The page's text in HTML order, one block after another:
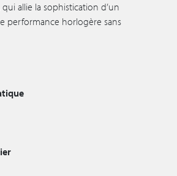
allie la sophistication d’un
performance horlogère sans